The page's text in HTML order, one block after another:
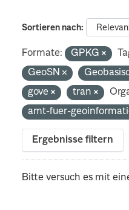
Sortieren nach
Formate: GPKG
GeoSN
gove
tran
amt-fuer-
Ergebnisse filtern
Bitte versuch es mit